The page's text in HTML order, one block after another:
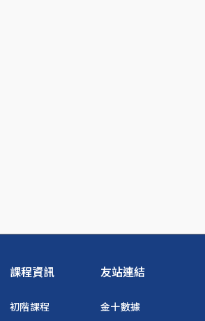
課程資訊
初階課程
友站連結
金十數據